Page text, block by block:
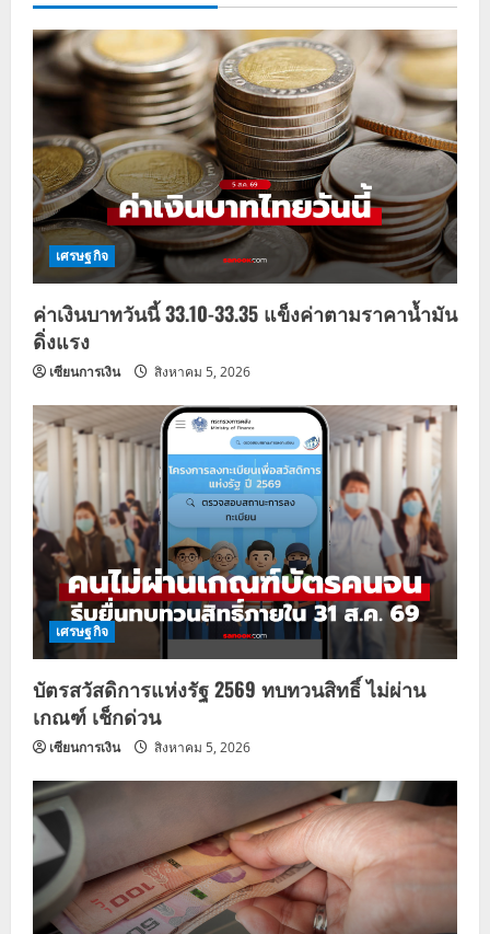
เศรษฐกิจ
ค่าเงินบาทวันนี้ 33.10-33.35 แข็งค่าตามราคาน้ำมัน
ดิ่งแรง
เซียนการเงิน สิงหาคม 5, 2026
เศรษฐกิจ
บัตรสวัสดิการแห่งรัฐ 2569 ทบทวนสิทธิ์ ไม่ผ่าน
เกณฑ์ เช็กด่วน
เซียนการเงิน สิงหาคม 5, 2026